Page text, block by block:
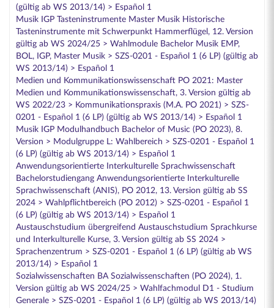
(gültig ab WS 2013/14) > Español 1
Musik IGP Tasteninstrumente Master Musik Historische
Tasteninstrumente mit Schwerpunkt Hammerflügel, 12. Version
gültig ab WS 2024/25 > Wahlmodule Bachelor Musik EMP,
BOL, IGP, Master Musik > SZS-0201 - Español 1 (6 LP) (gültig ab
WS 2013/14) > Español 1
Medien und Kommunikationswissenschaft PO 2021: Master
Medien und Kommunikationswissenschaft, 3. Version gültig ab
WS 2022/23 > Kommunikationspraxis (M.A. PO 2021) > SZS-
0201 - Español 1 (6 LP) (gültig ab WS 2013/14) > Español 1
Musik IGP Modulhandbuch Bachelor of Music (PO 2023), 8.
Version > Modulgruppe L: Wahlbereich > SZS-0201 - Español 1
(6 LP) (gültig ab WS 2013/14) > Español 1
Anwendungsorientierte Interkulturelle Sprachwissenschaft
Bachelorstudiengang Anwendungsorientierte Interkulturelle
Sprachwissenschaft (ANIS), PO 2012, 13. Version gültig ab SS
2024 > Wahlpflichtbereich (PO 2012) > SZS-0201 - Español 1
(6 LP) (gültig ab WS 2013/14) > Español 1
Austauschstudium übergreifend Austauschstudium Sprachkurse
und Interkulturelle Kurse, 3. Version gültig ab SS 2024 >
Sprachenzentrum > SZS-0201 - Español 1 (6 LP) (gültig ab WS
2013/14) > Español 1
Sozialwissenschaften BA Sozialwissenschaften (PO 2024), 1.
Version gültig ab WS 2024/25 > Wahlfachmodul D1 - Studium
Generale > SZS-0201 - Español 1 (6 LP) (gültig ab WS 2013/14)